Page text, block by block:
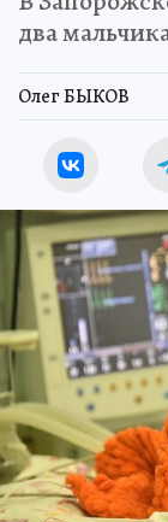
два
Олег БЫКОВ